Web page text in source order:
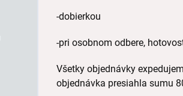
-dobierkou
-pri osobnom odbere,
Všetky objednávky
objednávka presiahla sumu